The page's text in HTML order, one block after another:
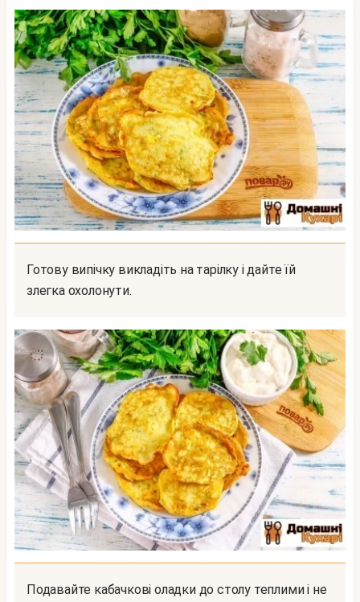
Готову випічку викладіть на тарілку і дайте їй
злегка охолонути.
Подавайте кабачкові оладки до столу теплими і не